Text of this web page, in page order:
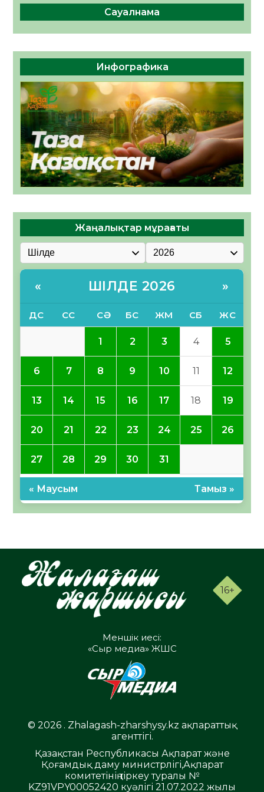
Сауалнама
Инфографика
Жаңалықтар мұрағаты
« ШІЛДЕ 2026 »
ДС СС СӘ БС ЖМ СБ ЖС
1 2 3 4 5
6 7 8 9 10 11 12
13 14 15 16 17 18 19
20 21 22 23 24 25 26
27 28 29 30 31
« Маусым Тамыз »
16+
Меншік иесі:
«Сыр медиа» ЖШС
© 2026 . Zhalagash-zharshysy.kz ақпараттық
агенттігі.
Қазақстан Республикасы Ақпарат және
Қоғамдық даму министрлігі,Ақпарат
комитетінің тіркеу туралы №
KZ91VPY00052420 куәлігі 21.07.2022 жылы